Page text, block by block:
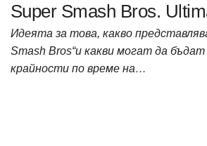
Super Smash Bros.
Идеята за това, какво
Smash Bros“и какви могат да
крайности по време на…